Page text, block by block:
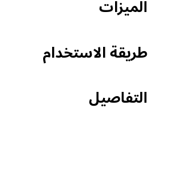
الميزات
طريقة الاستخدام
التفاصيل